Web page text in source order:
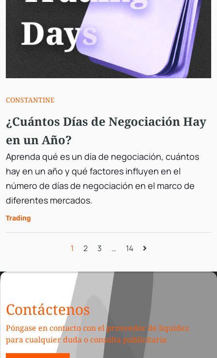
CONSTANTINE
¿Cuántos Días de Negociación Hay
en un Año?
Aprenda qué es un día de negociación, cuántos
hay en un año y qué factores influyen en el
número de días de negociación en el marco de
diferentes mercados.
Trading
1 2 3 … 14
Contáctenos
Póngase en contacto con el proveedor de liquidez
para cualquier duda o consulta publicitaria